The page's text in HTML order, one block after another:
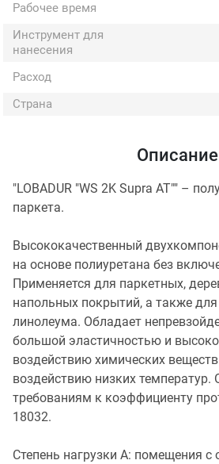
Рабочее время
Инструмент для
нанесения
Расход
Страна
Описание
"LOBADUR "WS 2K Supra AT"" –
паркета.
Высококачественный
на основе полиуретана без
Применяется для паркетных,
напольных покрытий, а также
линолеума. Обладает
большой эластичностью и
воздействию химических
воздействию низких температур.
требованиям к коэффициенту
18032.
Степень нагрузки А: помещения